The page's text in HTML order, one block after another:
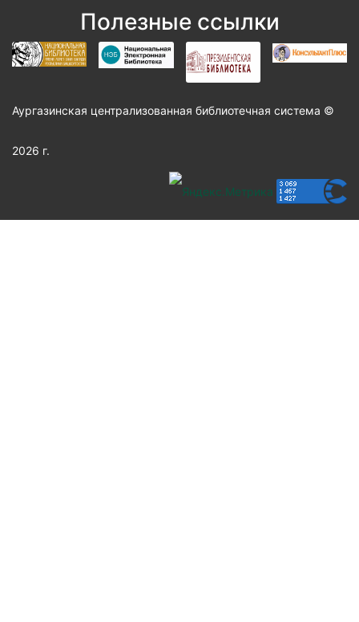
Полезные ссылки
Аургазинская централизованная библиотечная система ©
2026 г.